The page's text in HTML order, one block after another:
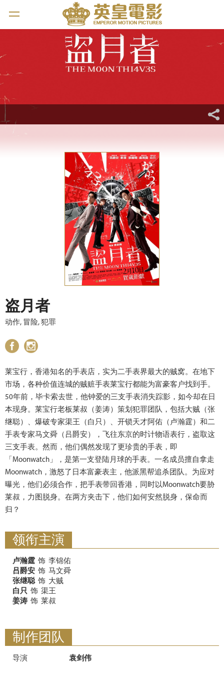
盗月者
动作, 冒险, 犯罪
莱宝行，香港知名的手表店，实为二手表界最大的贼窝。在地下
市场，各种价值连城的贼赃手表莱宝行都能为富豪客户找到手。
50年前，毕卡索去世，他钟爱的三支手表消失踪影，如今却在日
本现身。莱宝行老板莱叔（姜涛）策划犯罪团队，包括大贼（张
继聪）、爆破专家渠王（白只）、开锁天才阿佑（卢瀚霆）和二
手表专家马文舜（吕爵安），飞往东京的时计物语表行，盗取这
三支手表。然而，他们偶然发现了更珍贵的手表，即
「Moonwatch」，是第一支登陆月球的手表。一名成员擅自拿走
Moonwatch，激怒了日本富豪表主，他派黑帮追杀团队。为应对
曝光，他们必须合作，把手表带回香港，同时以Moonwatch要胁
莱叔，力图脱身。在两方夹击下，他们如何安然脱身，保命而
归？
领衔主演
卢瀚霆 饰 李锦佑
吕爵安 饰 马文舜
张继聪饰 大贼
白只 饰 渠王
姜涛 饰 莱叔
制作团队
导演 袁剑伟